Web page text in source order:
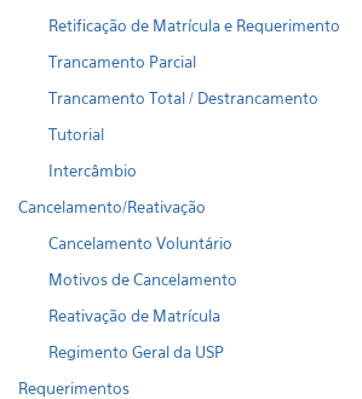
Retificação de Matrícula e Requerimento
Trancamento Parcial
Trancamento Total / Destrancamento
Tutorial
Intercâmbio
Cancelamento/Reativação
Cancelamento Voluntário
Motivos de Cancelamento
Reativação de Matrícula
Regimento Geral da USP
Requerimentos